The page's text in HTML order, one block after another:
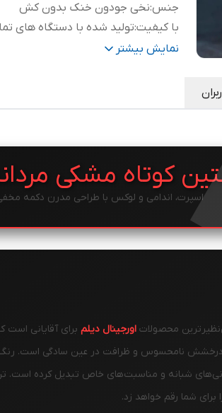
جنس:نخی جودون خنک بدون کش
با کیفیت:تولید شده با دستگاه های
قد لباس:73 سانتی متر
استایل اسپورت:جذب اسلیم فیت
نمایش بیشتر
کوتاه مشکی
اسپرت، اندامی و لوکس با طراحی مدرن دکمه
محصولات اورجینال دیلم برای آقایانی
درخشش نامحسوس و ظرافت در عین سادگی است.
شبانه و مناسبت‌های خاص تبدیل کرده
برای شما رقم خواهد زد.